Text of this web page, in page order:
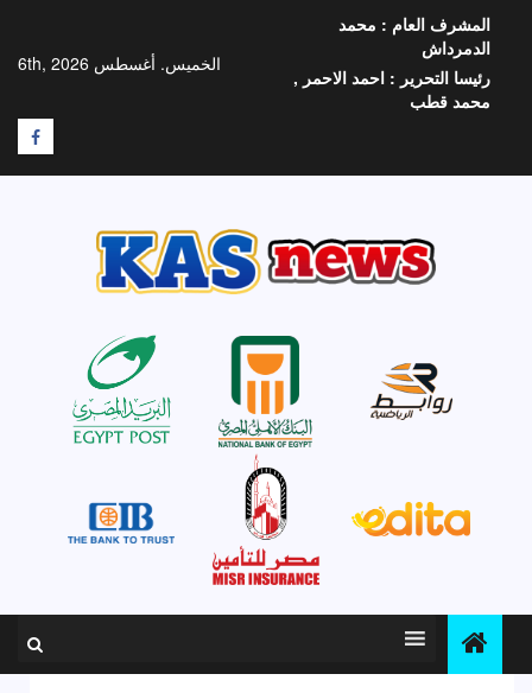
المحتوى
الخميس. أغسطس 6th, 2026
المشرف العام : محمد
الدمرداش
رئيسا التحرير : احمد الاحمر ,
محمد قطب
F